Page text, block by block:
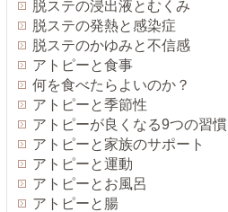
脱ステの浸出液とむくみ
脱ステの発熱と感染症
脱ステのかゆみと不信感
アトピーと食事
何を食べたらよいのか？
アトピーと季節性
アトピーが良くなる9つの習慣
アトピーと家族のサポート
アトピーと運動
アトピーとお風呂
アトピーと腸